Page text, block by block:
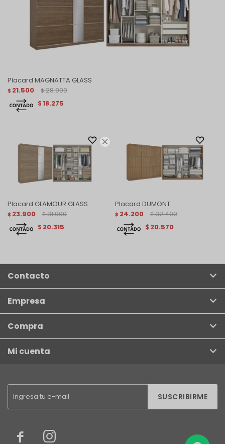

Placard MAGNATTA GLASS
$ 21.500 $ 28.900
$18.275
Placard GLAMOUR GLASS
$ 23.900 $ 31.000
$ 20.315
Placard DUMONT
$ 24.200 $ 32.400
$ 20.570
SUSCRIBIRME
 
Contacto
Empresa
Compra
Mi cuenta